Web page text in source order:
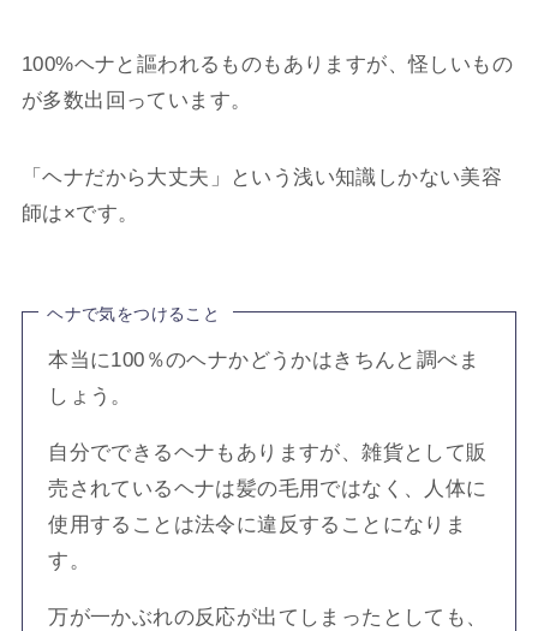
100%ヘナと謳われるものもありますが、怪しいもの
が多数出回っています。
「ヘナだから大丈夫」という浅い知識しかない美容
師は×です。
ヘナで気をつけること
本当に100％のヘナかどうかはきちんと調べま
しょう。
自分でできるヘナもありますが、雑貨として販
売されているヘナは髪の毛用ではなく、人体に
使用することは法令に違反することになりま
す。
万が一かぶれの反応が出てしまったとしても、